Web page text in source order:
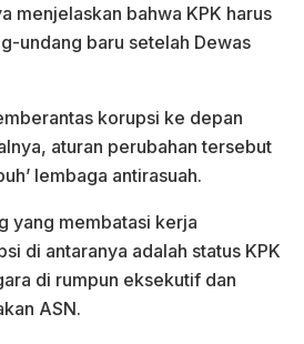
menjelaskan bahwa KPK harus
undang baru setelah Dewas
korupsi ke depan
aturan perubahan tersebut
lembaga antirasuah.
yang membatasi kerja
di antaranya adalah status KPK
di rumpun eksekutif dan
ASN.